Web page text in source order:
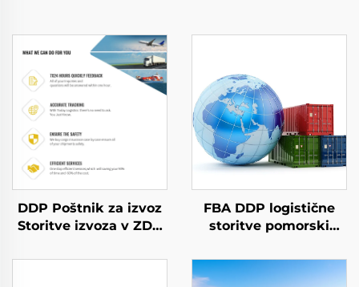
DDP Poštnik za izvoz
Storitve izvoza v ZDA
Združeno kraljestvo
FBA DDP logistične
storitve pomorski
FedEx express poštna
agencija povsemirni